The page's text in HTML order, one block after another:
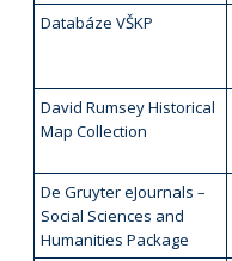
Databáze VŠKP
David Rumsey Historical
Map Collection
De Gruyter eJournals –
Social Sciences and
Humanities Package